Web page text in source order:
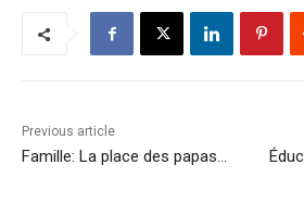
Previous article
Famille: La place des papas…